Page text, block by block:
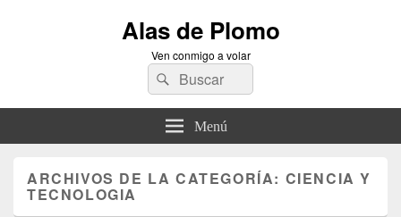
Alas de Plomo
Ven conmigo a volar
Buscar
por:
Buscar
Menú
ARCHIVOS DE LA CATEGORÍA: CIENCIA Y
TECNOLOGIA